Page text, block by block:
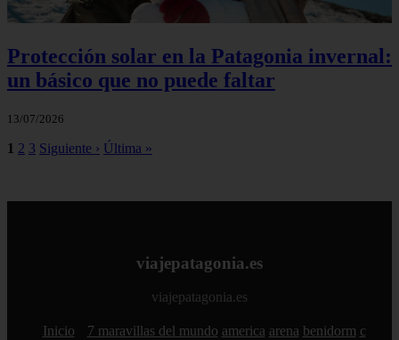
Protección solar en la Patagonia invernal:
un básico que no puede faltar
13/07/2026
1 2 3 Siguiente › Última »
viajepatagonia.es
viajepatagonia.es
Inicio 7 maravillas del mundo america arena benidorm c